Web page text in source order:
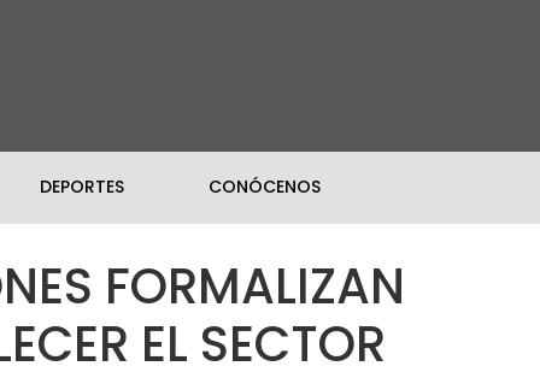
DEPORTES CONÓCENOS
FORMALIZAN
EL SECTOR